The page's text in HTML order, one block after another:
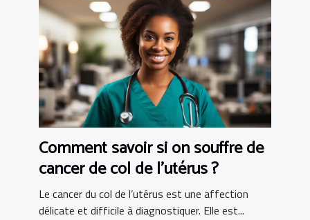
Comment savoir si on souffre de
cancer de col de l’utérus ?
Le cancer du col de l’utérus est une affection
délicate et difficile à diagnostiquer. Elle est...